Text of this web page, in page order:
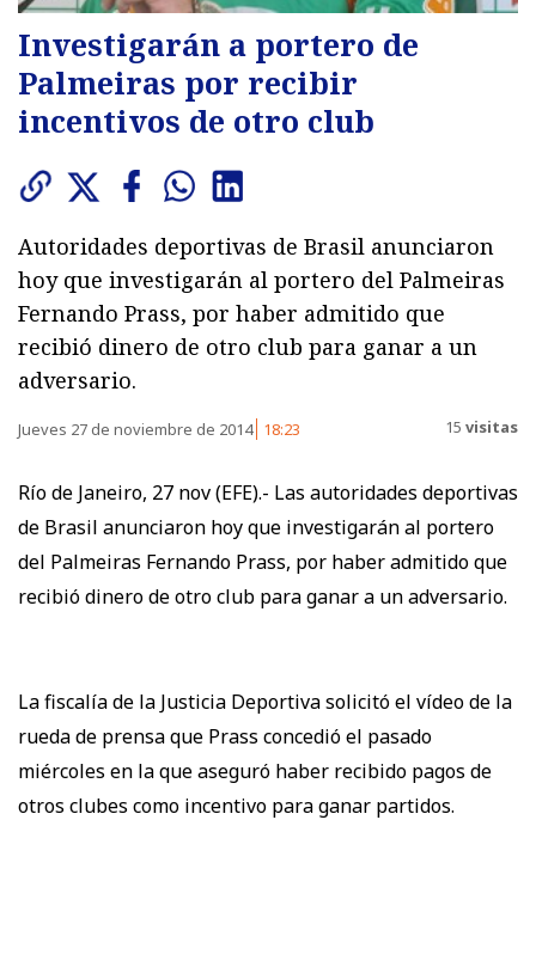
Investigarán a portero de
Palmeiras por recibir
incentivos de otro club
Autoridades deportivas de Brasil anunciaron
hoy que investigarán al portero del Palmeiras
Fernando Prass, por haber admitido que
recibió dinero de otro club para ganar a un
adversario.
Jueves 27 de noviembre de 2014 18:23 15 visitas
Río de Janeiro, 27 nov (EFE).- Las autoridades deportivas
de Brasil anunciaron hoy que investigarán al portero
del Palmeiras Fernando Prass, por haber admitido que
recibió dinero de otro club para ganar a un adversario.
La fiscalía de la Justicia Deportiva solicitó el vídeo de la
rueda de prensa que Prass concedió el pasado
miércoles en la que aseguró haber recibido pagos de
otros clubes como incentivo para ganar partidos.